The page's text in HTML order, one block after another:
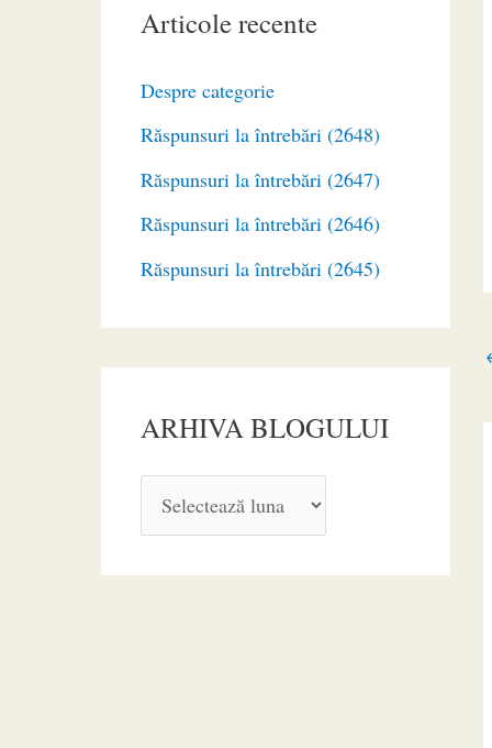
Articole recente
Despre categorie
Răspunsuri la întrebări (2648)
Răspunsuri la întrebări (2647)
Răspunsuri la întrebări (2646)
Răspunsuri la întrebări (2645)
ARHIVA BLOGULUI
R
H